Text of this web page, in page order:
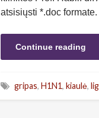
atsisiųsti *.doc formate.
Continue reading
gripas, H1N1, kiaulė,